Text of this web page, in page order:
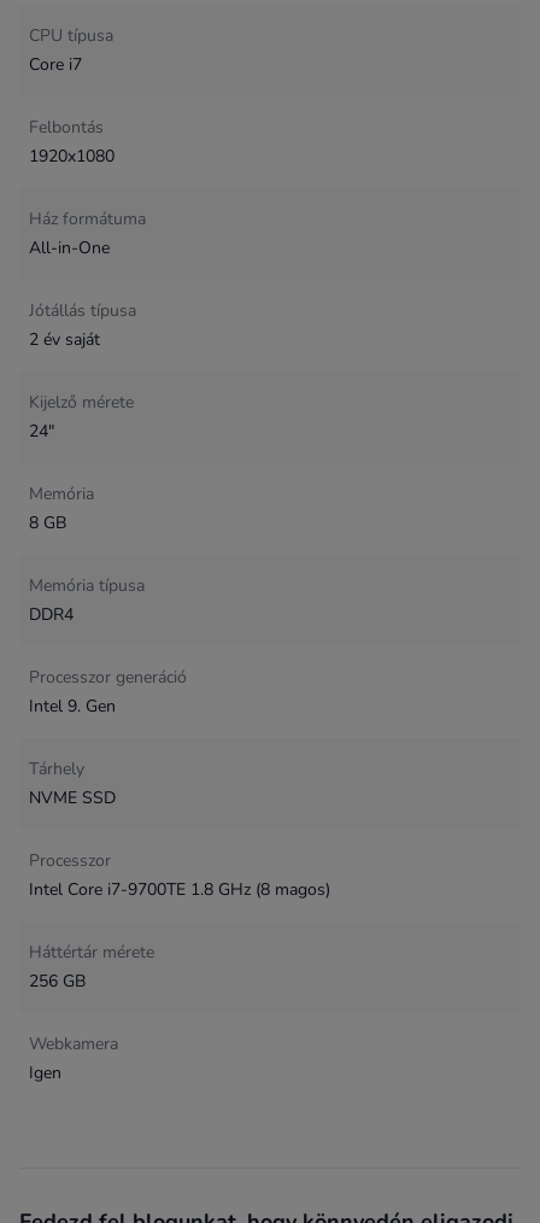
CPU típusa
Core i7
Felbontás
1920x1080
Ház formátuma
All-in-One
Jótállás típusa
2 év saját
Kijelző mérete
24"
Memória
8 GB
Memória típusa
DDR4
Processzor generáció
Intel 9. Gen
Tárhely
NVME SSD
Processzor
Intel Core i7-9700TE 1.8 GHz (8 magos)
Háttértár mérete
256 GB
Webkamera
Igen